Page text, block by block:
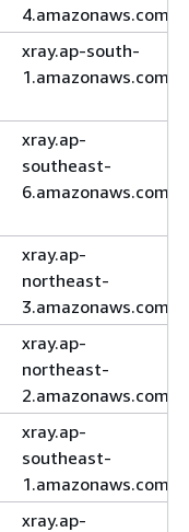
4.amazonaws.com
xray.ap-south-
1.amazonaws.com
xray.ap-
southeast-
6.amazonaws.com
xray.ap-
northeast-
3.amazonaws.com
xray.ap-
northeast-
2.amazonaws.com
xray.ap-
southeast-
1.amazonaws.com
xray.ap-